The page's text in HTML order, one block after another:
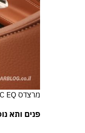
מרצדס GLC EQ החדשה
פנים ותא